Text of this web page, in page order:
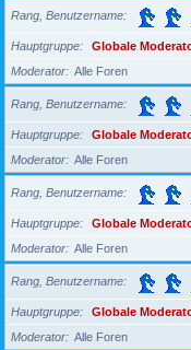
Rang, Benutzername
Hauptgruppe
Globale
Moderator
Alle Foren
Rang, Benutzername
Hauptgruppe
Globale
Moderator
Alle Foren
Rang, Benutzername
Hauptgruppe
Globale
Moderator
Alle Foren
Rang, Benutzername
Hauptgruppe
Globale
Moderator
Alle Foren